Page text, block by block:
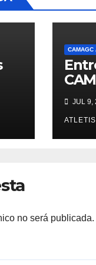
CAMAGC
JUL 9,
no será publicada.